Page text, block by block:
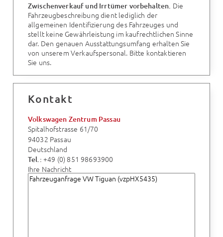
Zwischenverkauf und Irrtümer vorbehalten. Die
Fahrzeugbeschreibung dient lediglich der
allgemeinen Identifizierung des Fahrzeuges und
stellt keine Gewährleistung im kaufrechtlichen Sinne
dar. Den genauen Ausstattungsumfang erhalten Sie
von unserem Verkaufspersonal. Bitte kontaktieren
Sie uns.
Kontakt
Volkswagen Zentrum Passau
Spitalhofstrasse 61/70
94032 Passau
Deutschland
Tel.: +49 (0) 851 98693900
Ihre Nachricht